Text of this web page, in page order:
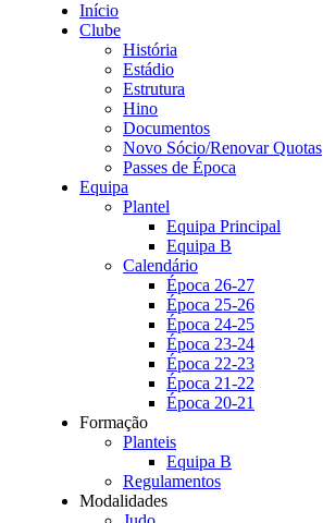
Início
Clube
História
Estádio
Estrutura
Hino
Documentos
Novo Sócio/Renovar Quotas
Passes de Época
Equipa
Plantel
Equipa Principal
Equipa B
Calendário
Época 26-27
Época 25-26
Época 24-25
Época 23-24
Época 22-23
Época 21-22
Época 20-21
Formação
Planteis
Equipa B
Regulamentos
Modalidades